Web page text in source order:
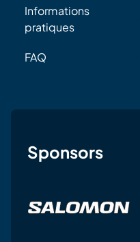
Informations
pratiques
FAQ
Sponsors